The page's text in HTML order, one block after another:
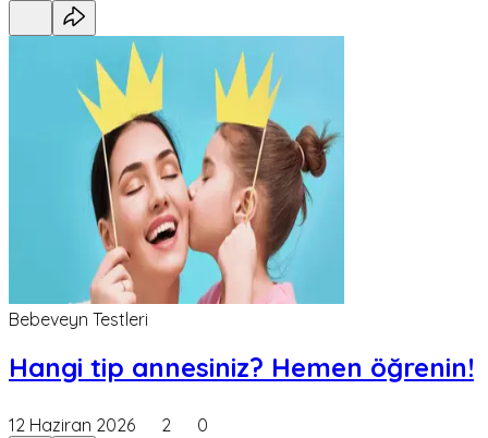
Bebeveyn Testleri
Hangi tip annesiniz? Hemen öğrenin!
12 Haziran 2026 2 0